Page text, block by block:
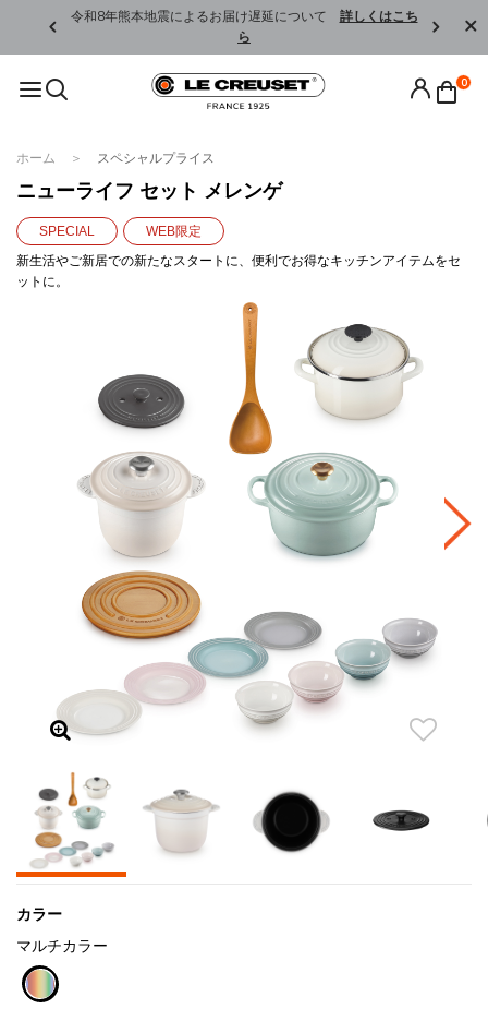
令和8年熊本地震によるお届け遅延について 詳しくはこち
ら
0
ホーム スペシャルプライス
ニューライフ セット メレンゲ
SPECIAL
WEB限定
新生活やご新居での新たなスタートに、便利でお得なキッチンアイテムをセ
ットに。
カラー
マルチカラー